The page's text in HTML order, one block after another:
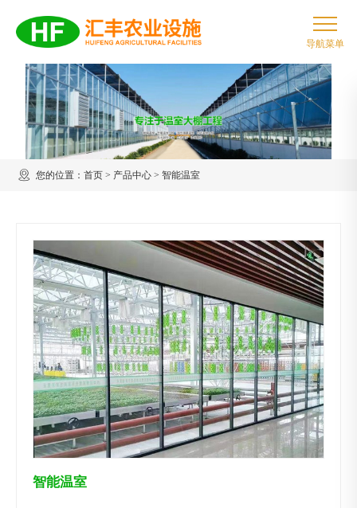
您的位置： 首页 > 产品中心 > 智能温室
智能温室